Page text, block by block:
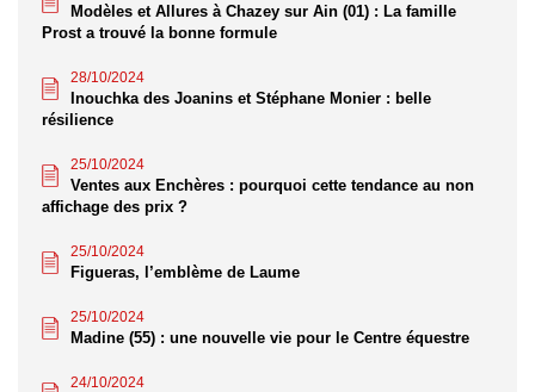
Modèles et Allures à Chazey sur Ain (01) : La famille
Prost a trouvé la bonne formule
28/10/2024
Inouchka des Joanins et Stéphane Monier : belle
résilience
25/10/2024
Ventes aux Enchères : pourquoi cette tendance au non
affichage des prix ?
25/10/2024
Figueras, l’emblème de Laume
25/10/2024
Madine (55) : une nouvelle vie pour le Centre équestre
24/10/2024